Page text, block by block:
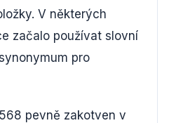
V některých
začalo používat slovní
pro
pevně zakotven v